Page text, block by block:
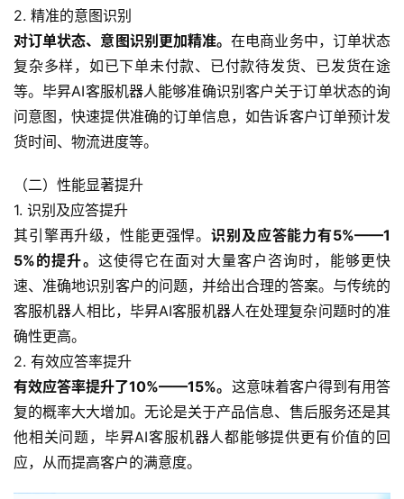
2. 精准的意图识别
对订单状态、意图识别更加精准。在电商业务中，订单状态
复杂多样，如已下单未付款、已付款待发货、已发货在途
等。毕昇AI客服机器人能够准确识别客户关于订单状态的询
问意图，快速提供准确的订单信息，如告诉客户订单预计发
货时间、物流进度等。
（二）性能显著提升
1. 识别及应答提升
其引擎再升级，性能更强悍。识别及应答能力有5%——1
5%的提升。 这使得它在面对大量客户咨询时，能够更快
速、准确地识别客户的问题，并给出合理的答案。与传统的
客服机器人相比，毕昇AI客服机器人在处理复杂问题时的准
确性更高。
2. 有效应答率提升
有效应答率提升了10%——15%。 这意味着客户得到有用答
复的概率大大增加。无论是关于产品信息、售后服务还是其
他相关问题，毕昇AI客服机器人都能够提供更有价值的回
应，从而提高客户的满意度。